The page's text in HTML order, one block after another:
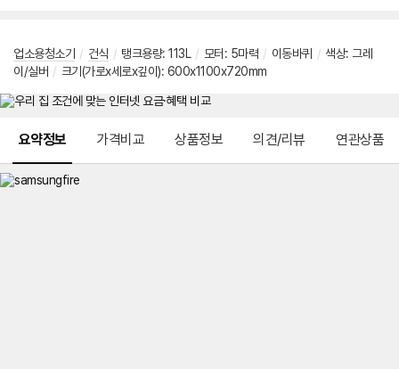
업소용청소기 / 건식 / 탱크용량: 113L / 모터: 5마력 / 이동바퀴 / 색상: 그레
이/실버 / 크기(가로x세로x깊이): 600x1100x720mm
요약정보 가격비교 상품정보 의견/리뷰 연관상품